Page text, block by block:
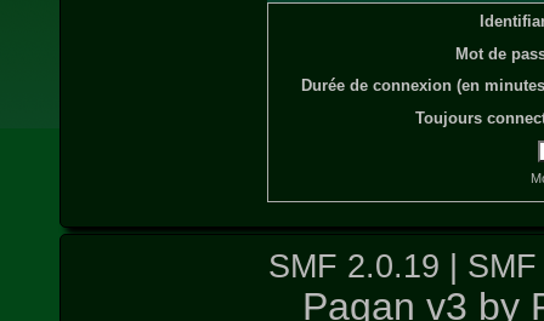
Mot de
Durée de connexion (en
Toujours
SMF 2.0.19
Pagan v3 by